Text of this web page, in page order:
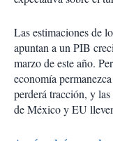
Las estimaciones de
apuntan a un PIB
marzo de este año.
economía
perderá tracción, y
de México y EU